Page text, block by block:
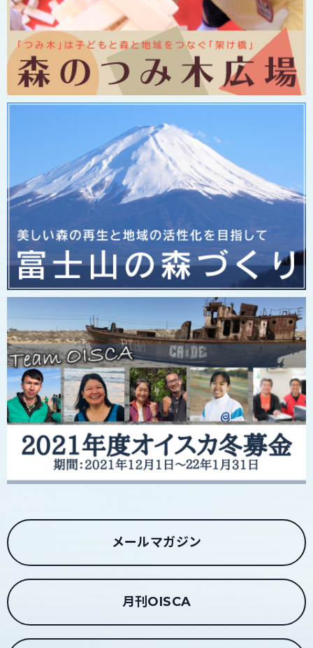
メールマガジン
月刊OISCA